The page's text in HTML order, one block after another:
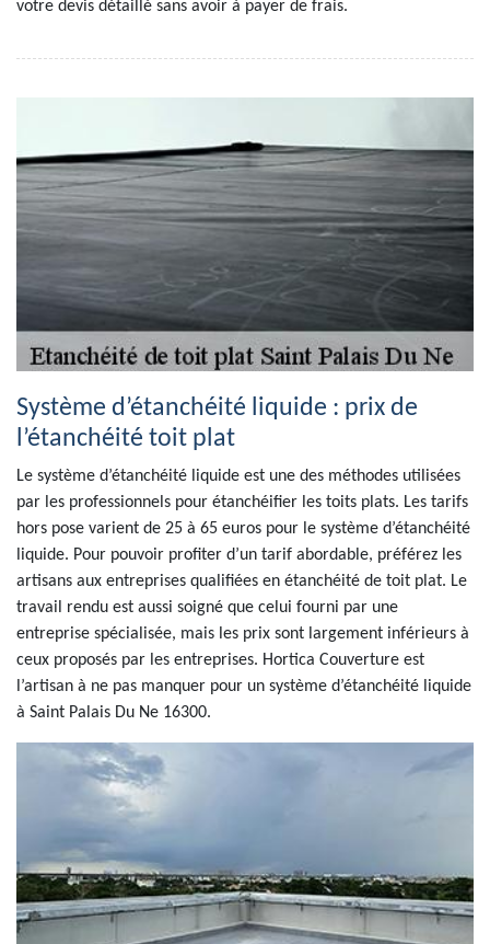
votre devis détaillé sans avoir à payer de frais.
Système d’étanchéité liquide : prix de
l’étanchéité toit plat
Le système d’étanchéité liquide est une des méthodes utilisées
par les professionnels pour étanchéifier les toits plats. Les tarifs
hors pose varient de 25 à 65 euros pour le système d’étanchéité
liquide. Pour pouvoir profiter d’un tarif abordable, préférez les
artisans aux entreprises qualifiées en étanchéité de toit plat. Le
travail rendu est aussi soigné que celui fourni par une
entreprise spécialisée, mais les prix sont largement inférieurs à
ceux proposés par les entreprises. Hortica Couverture est
l’artisan à ne pas manquer pour un système d’étanchéité liquide
à Saint Palais Du Ne 16300.